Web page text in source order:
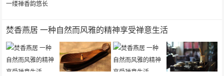
焚香燕居 一种自然而风雅的精神享受禅意生活